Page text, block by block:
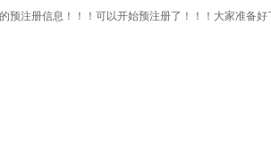
预注册信息！！！可以开始预注册了！！！大家准备好